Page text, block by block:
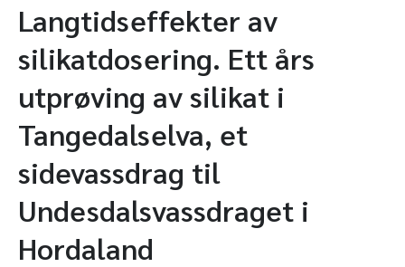
Langtidseffekter av
silikatdosering. Ett års
utprøving av silikat i
Tangedalselva, et
sidevassdrag til
Undesdalsvassdraget i
Hordaland